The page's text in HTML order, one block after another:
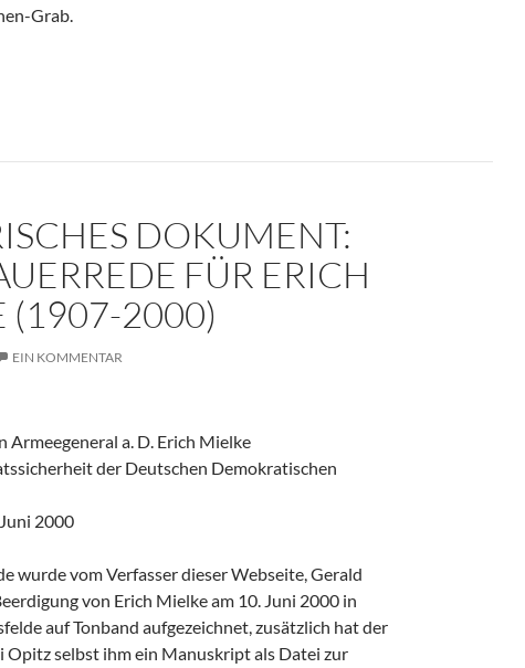
Grab.
weinte um den Herrn der Angst?
DOKUMENT:
FÜR ERICH
(1907-2000)
EIN KOMMENTAR
Armeegeneral a. D. Erich Mielke
der Deutschen Demokratischen
2000
wurde vom Verfasser dieser Webseite, Gerald
von Erich Mielke am 10. Juni 2000 in
auf Tonband aufgezeichnet, zusätzlich hat der
selbst ihm ein Manuskript als Datei zur